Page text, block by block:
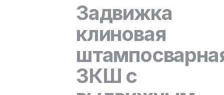
Задвижка
клиновая
ЗКШ с